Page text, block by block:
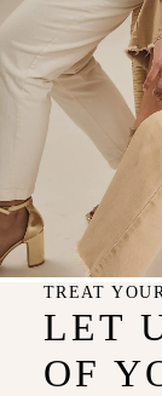
TREAT
LET
OF